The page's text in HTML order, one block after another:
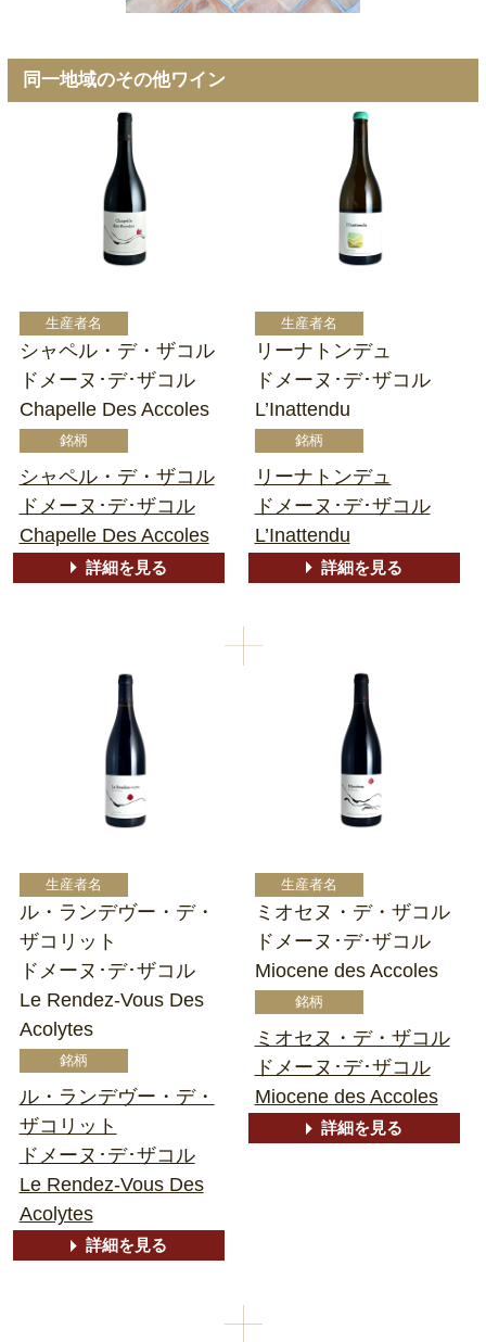
同一地域のその他ワイン
シャペル・デ・ザコル
ドメーヌ･デ･ザコル
Chapelle Des Accoles
シャペル・デ・ザコル
ドメーヌ･デ･ザコル
Chapelle Des Accoles
詳細を見る
リーナトンデュ
ドメーヌ･デ･ザコル
L’Inattendu
リーナトンデュ
ドメーヌ･デ･ザコル
L’Inattendu
詳細を見る
ル・ランデヴー・デ・
ザコリット
ドメーヌ･デ･ザコル
Le Rendez-Vous Des
Acolytes
ル・ランデヴー・デ・
ザコリット
ドメーヌ･デ･ザコル
Le Rendez-Vous Des
Acolytes
詳細を見る
ミオセヌ・デ・ザコル
ドメーヌ･デ･ザコル
Miocene des Accoles
ミオセヌ・デ・ザコル
ドメーヌ･デ･ザコル
Miocene des Accoles
詳細を見る